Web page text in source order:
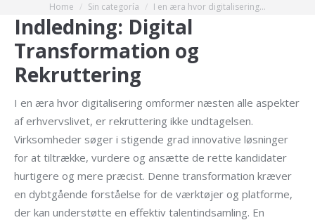
You are here:
Home Sin categoría I en æra hvor digitalisering…
Indledning: Digital
Transformation og
Rekruttering
I en æra hvor digitalisering omformer næsten alle aspekter
af erhvervslivet, er rekruttering ikke undtagelsen.
Virksomheder søger i stigende grad innovative løsninger
for at tiltrække, vurdere og ansætte de rette kandidater
hurtigere og mere præcist. Denne transformation kræver
en dybtgående forståelse for de værktøjer og platforme,
der kan understøtte en effektiv talentindsamling. En